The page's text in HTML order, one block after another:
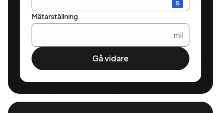
Mätarställning
mil
Gå vidare